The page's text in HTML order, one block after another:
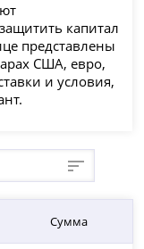
капитал
представлены
США, евро,
и условия,
Сумма